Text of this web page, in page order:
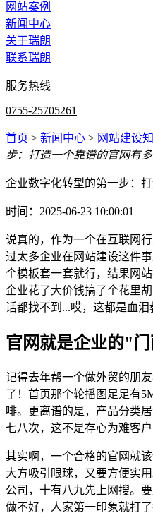
网站案例
新闻中心
关于瑞朗
联系瑞朗
服务热线
0755-25705261
首页 > 新闻中心 > 网站建设
步：打造一个靠谱的官网有多
企业数字化转型的第一步：
时间：2025-06-23 10:00:01
说真的，作为一个在互联网
过太多企业在网站建设这件
个模板套一套就行，结果网
企业花了大价钱搞了个花里
话都找不到...哎，这都是血泪
官网就是企业的"
记得去年帮一个做外贸的朋
了！首页那个轮播图足足有
啡。更离谱的是，产品分类
七八次，这不是存心为难客户
其实啊，一个合格的官网就
大方吸引眼球，又要方便实
公司，十有八九先上网搜。
做不好，人家第一印象就打